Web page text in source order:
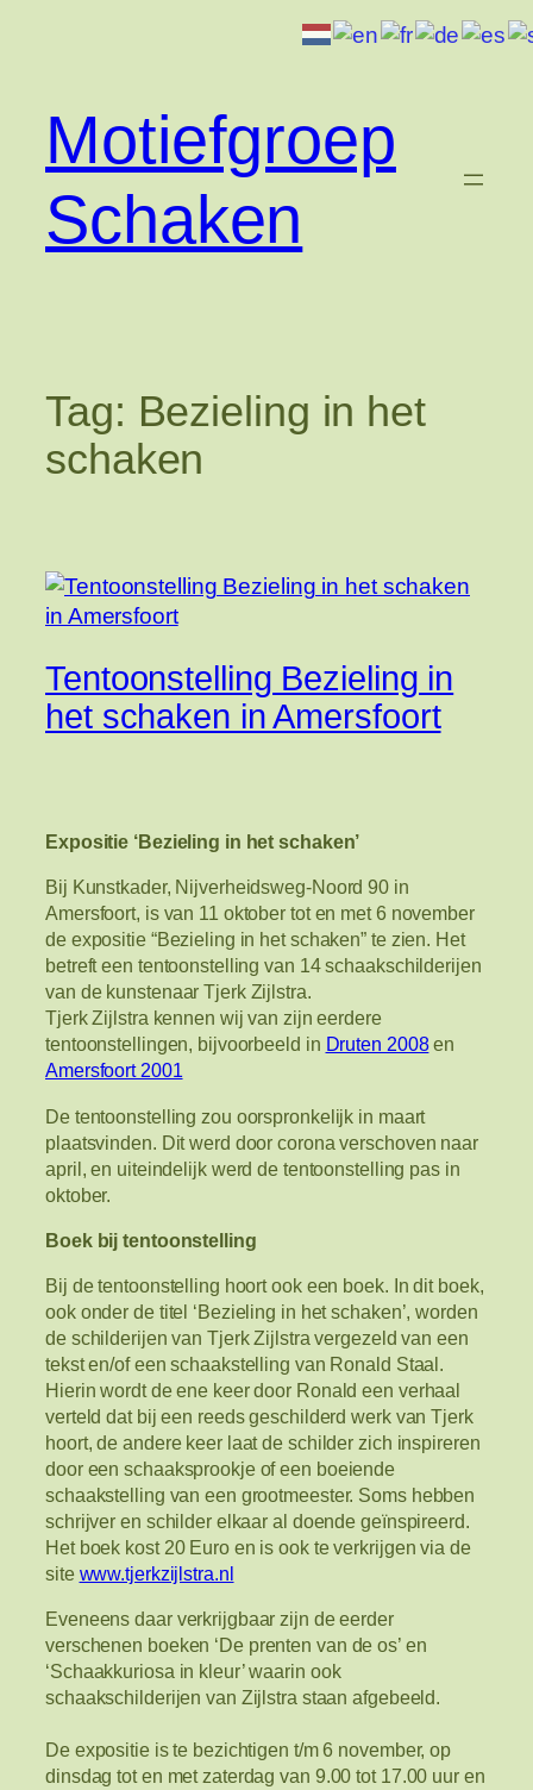
inhoudMotiefgroep
Schaken
Tag: Bezieling in het
schaken
Tentoonstelling Bezieling in
het schaken in Amersfoort
Expositie ‘Bezieling in het schaken’
Bij Kunstkader, Nijverheidsweg-Noord 90 in
Amersfoort, is van 11 oktober tot en met 6 november
de expositie “Bezieling in het schaken” te zien. Het
betreft een tentoonstelling van 14 schaakschilderijen
van de kunstenaar Tjerk Zijlstra.
Tjerk Zijlstra kennen wij van zijn eerdere
tentoonstellingen, bijvoorbeeld in Druten 2008en
Amersfoort 2001
De tentoonstelling zou oorspronkelijk in maart
plaatsvinden. Dit werd door corona verschoven naar
april, en uiteindelijk werd de tentoonstelling pas in
oktober.
Boek bij tentoonstelling
Bij de tentoonstelling hoort ook een boek. In dit boek,
ook onder de titel ‘Bezieling in het schaken’, worden
de schilderijen van Tjerk Zijlstra vergezeld van een
tekst en/of een schaakstelling van Ronald Staal.
Hierin wordt de ene keer door Ronald een verhaal
verteld dat bij een reeds geschilderd werk van Tjerk
hoort, de andere keer laat de schilder zich inspireren
door een schaaksprookje of een boeiende
schaakstelling van een grootmeester. Soms hebben
schrijver en schilder elkaar al doende geïnspireerd.
Het boek kost 20 Euro en is ook te verkrijgen via de
site www.tjerkzijlstra.nl
Eveneens daar verkrijgbaar zijn de eerder
verschenen boeken ‘De prenten van de os’ en
‘Schaakkuriosa in kleur’ waarin ook
schaakschilderijen van Zijlstra staan afgebeeld.
De expositie is te bezichtigen t/m 6 november, op
dinsdag tot en met zaterdag van 9.00 tot 17.00 uur en